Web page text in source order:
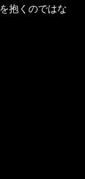
抱くのではな